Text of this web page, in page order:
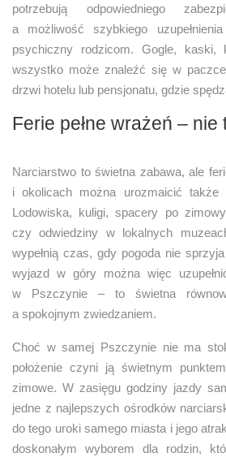
potrzebują odpowiedniego
a możliwość szybkiego
psychiczny rodzicom. Gogle,
wszystko może znaleźć się w
drzwi hotelu lub pensjonatu, gdzie
Ferie pełne wrażeń –
Narciarstwo to świetna zabawa, ale
i okolicach można urozmaicić także
Lodowiska, kuligi, spacery po
czy odwiedziny w lokalnych
wypełnią czas, gdy pogoda nie
wyjazd w góry można więc
w Pszczynie – to świetna
a spokojnym zwiedzaniem.
Choć w samej Pszczynie nie ma
położenie czyni ją świetnym
zimowe. W zasięgu godziny jazdy
jedne z najlepszych ośrodków
do tego uroki samego miasta i jego
doskonałym wyborem dla rodzin,